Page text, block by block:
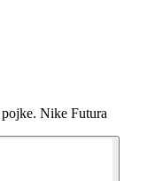
pojke. Nike Futura